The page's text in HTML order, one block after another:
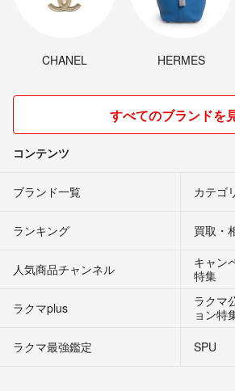
CHANEL HERMES
すべてのブランドを
コンテンツ
ブランド一覧 カテゴ
ランキング 買取・
人気商品チャンネル
キャン
特集
ラクマplus
ラクマ
ョン特
ラクマ最強鑑定
SPU